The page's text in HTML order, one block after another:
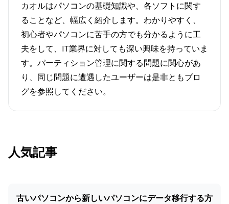
カオルはパソコンの基礎知識や、各ソフトに関す
ることなど、幅広く紹介します。わかりやすく、
初心者やパソコンに苦手の方でも分かるように工
夫をして、IT業界に対しても深い興味を持っていま
す。パーティション管理に関する問題に関心があ
り、同じ問題に遭遇したユーザーは是非ともブロ
グを参照してください。
人気記事
古いパソコンから新しいパソコンにデータ移行する方